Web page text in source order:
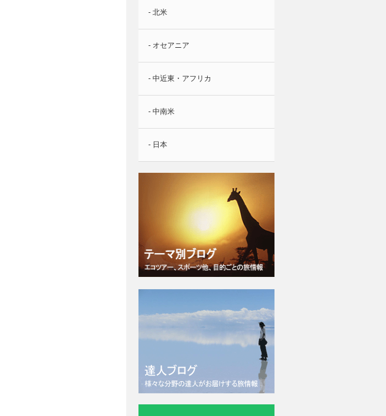
- 北米
- オセアニア
- 中近東・アフリカ
- 中南米
- 日本